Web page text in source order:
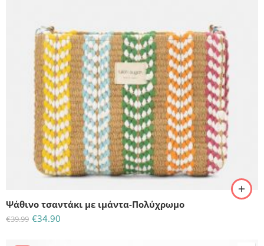
Ψάθινο τσαντάκι με ιμάντα-Πολύχρωμο
€39.99 €34.90